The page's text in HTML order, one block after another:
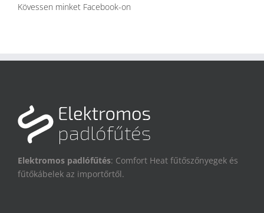
Kövessen minket Facebook-on
Elektromos padlófűtés: Comfort Heat fűtőszőnyegek és
fűtőkábelek az importőrtől.